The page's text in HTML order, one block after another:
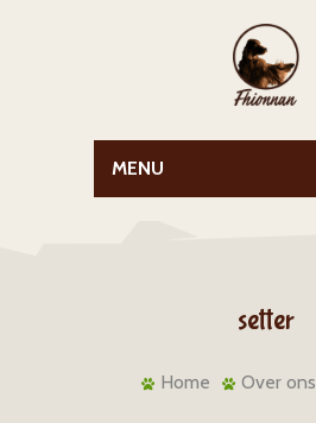
MENU
setter
Home Over ons